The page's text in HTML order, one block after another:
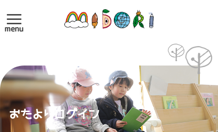
menu
おたよりログイン